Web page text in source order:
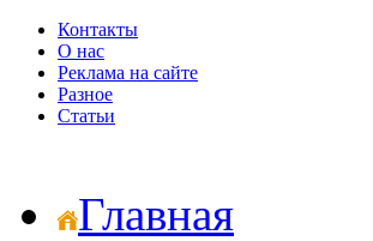
Контакты
О нас
Реклама на сайте
Разное
Статьи
Главная